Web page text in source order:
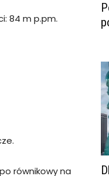
84 m p.pm.
równikowy na